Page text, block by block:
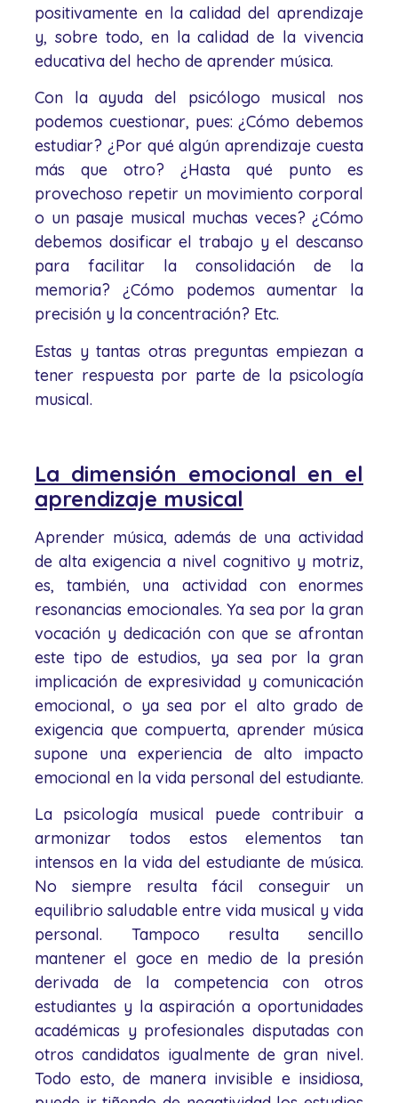
positivamente en la calidad del aprendizaje
y, sobre todo, en la calidad de la vivencia
educativa del hecho de aprender música.
Con la ayuda del psicólogo musical nos
podemos cuestionar, pues: ¿Cómo debemos
estudiar? ¿Por qué algún aprendizaje cuesta
más que otro? ¿Hasta qué punto es
provechoso repetir un movimiento corporal
o un pasaje musical muchas veces? ¿Cómo
debemos dosificar el trabajo y el descanso
para facilitar la consolidación de la
memoria? ¿Cómo podemos aumentar la
precisión y la concentración? Etc.
Estas y tantas otras preguntas empiezan a
tener respuesta por parte de la psicología
musical.
La dimensión emocional en el
aprendizaje musical
Aprender música, además de una actividad
de alta exigencia a nivel cognitivo y motriz,
es, también, una actividad con enormes
resonancias emocionales. Ya sea por la gran
vocación y dedicación con que se afrontan
este tipo de estudios, ya sea por la gran
implicación de expresividad y comunicación
emocional, o ya sea por el alto grado de
exigencia que compuerta, aprender música
supone una experiencia de alto impacto
emocional en la vida personal del estudiante.
La psicología musical puede contribuir a
armonizar todos estos elementos tan
intensos en la vida del estudiante de música.
No siempre resulta fácil conseguir un
equilibrio saludable entre vida musical y vida
personal. Tampoco resulta sencillo
mantener el goce en medio de la presión
derivada de la competencia con otros
estudiantes y la aspiración a oportunidades
académicas y profesionales disputadas con
otros candidatos igualmente de gran nivel.
Todo esto, de manera invisible e insidiosa,